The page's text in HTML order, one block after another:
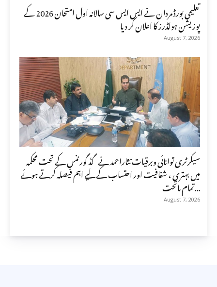
تعلیمی بورڈ مردان نے ایس ایس سی سالانہ اول امتحان 2026 کے
پوزیشن ہولڈرز کا اعلان کر دیا
August 7, 2026
سیکرٹری توانائی وبرقیات نثاراحمد نے گڈ گورننس کے تحت محکمہ
میں بہتری ، شفافیت اور احتساب کے لیے اہم فیصلہ کرتے ہوئے
تمام ماتحت...
August 7, 2026